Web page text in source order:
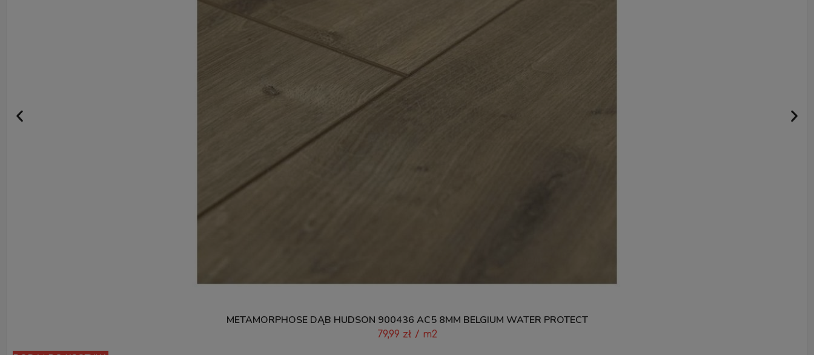
METAMORPHOSE DĄB HUDSON 900436 AC5 8MM BELGIUM WATER PROTECT
79,99 zł / m2